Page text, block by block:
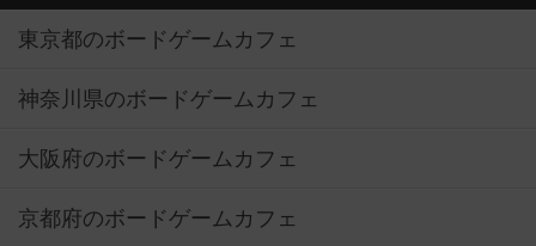
東京都のボードゲームカフェ
神奈川県のボードゲームカフェ
大阪府のボードゲームカフェ
京都府のボードゲームカフェ